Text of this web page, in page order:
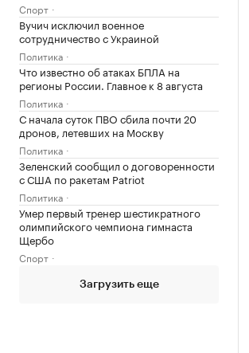
Спорт
Вучич исключил военное
сотрудничество с Украиной
Политика
Что известно об атаках БПЛА на
регионы России. Главное к 8 августа
Политика
С начала суток ПВО сбила почти 20
дронов, летевших на Москву
Политика
Зеленский сообщил о договоренности
с США по ракетам Patriot
Политика
Умер первый тренер шестикратного
олимпийского чемпиона гимнаста
Щербо
Спорт
Загрузить еще